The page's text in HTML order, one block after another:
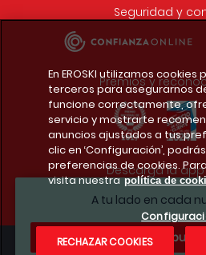
A tu lado en cada
¿Te
Seguridad y
Premios y
Descarga la
En EROSKI utilizamos cookies
terceros para asegurarnos
funcione correctamente,
servicio y mostrarte
anuncios ajustados a tus
clic en ‘Configuración’,
preferencias de cookies.
visita nuestra política de
RECHAZAR COOKIES